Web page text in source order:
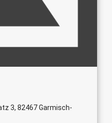
3, 82467 Garmisch-